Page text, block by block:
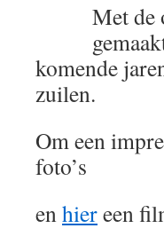
Met de
komende
zuilen.
Om een
foto’s
enhiereen